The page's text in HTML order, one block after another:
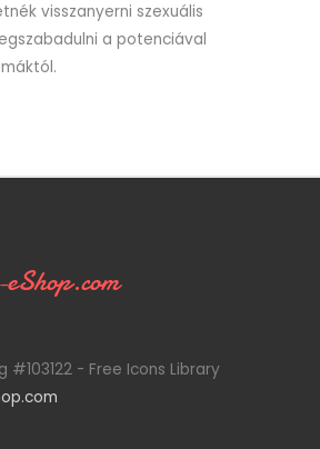
visszanyerni szexuális
a potenciával